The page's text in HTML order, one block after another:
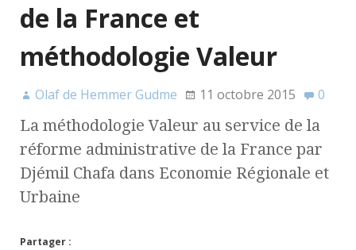
de la France et
méthodologie Valeur
Olaf de Hemmer Gudme 11 octobre 2015 0
La méthodologie Valeur au service de la
réforme administrative de la France par
Djémil Chafa dans Economie Régionale et
Urbaine
Partager :